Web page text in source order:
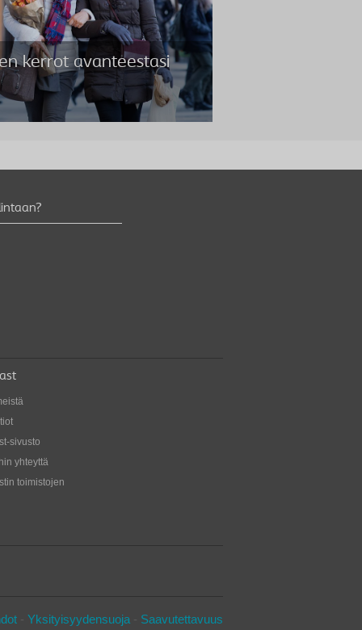
kerrot avanteestasi
sivusto
yhteyttä
toimistojen
- Yksityisyydensuoja - Saavutettavuus